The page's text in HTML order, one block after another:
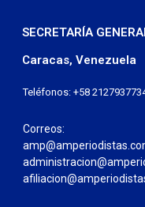
SECRETARÍA
Caracas, Venezuela
Teléfonos: +58
Correos: